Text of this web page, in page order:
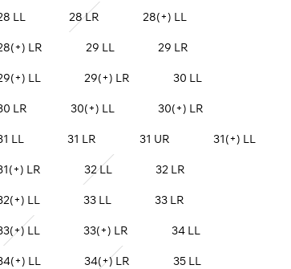
LL 28 LR 28(+) LL
LR 29 LL 29 LR
LL 29(+) LR 30 LL
LR 30(+) LL 30(+) LR
LL 31 LR 31 UR 31(+) LL
LR 32 LL 32 LR
LL 33 LL 33 LR
LL 33(+) LR 34 LL
LL 34(+) LR 35 LL